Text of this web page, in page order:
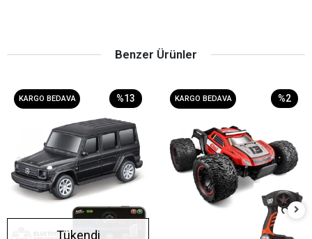
Benzer Ürünler
KARGO BEDAVA %13
Tükendi
KARGO BEDAVA %2